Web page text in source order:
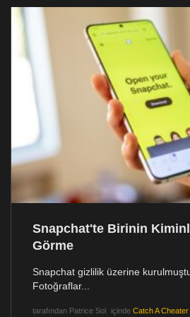
Snapchat'te Birinin
Görme
Snapchat gizlilik üzerine
Fotoğraflar...
tarafından Patrice Sol içinde Catch A Cheater